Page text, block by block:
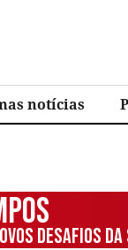
notícias
DESAFIOS